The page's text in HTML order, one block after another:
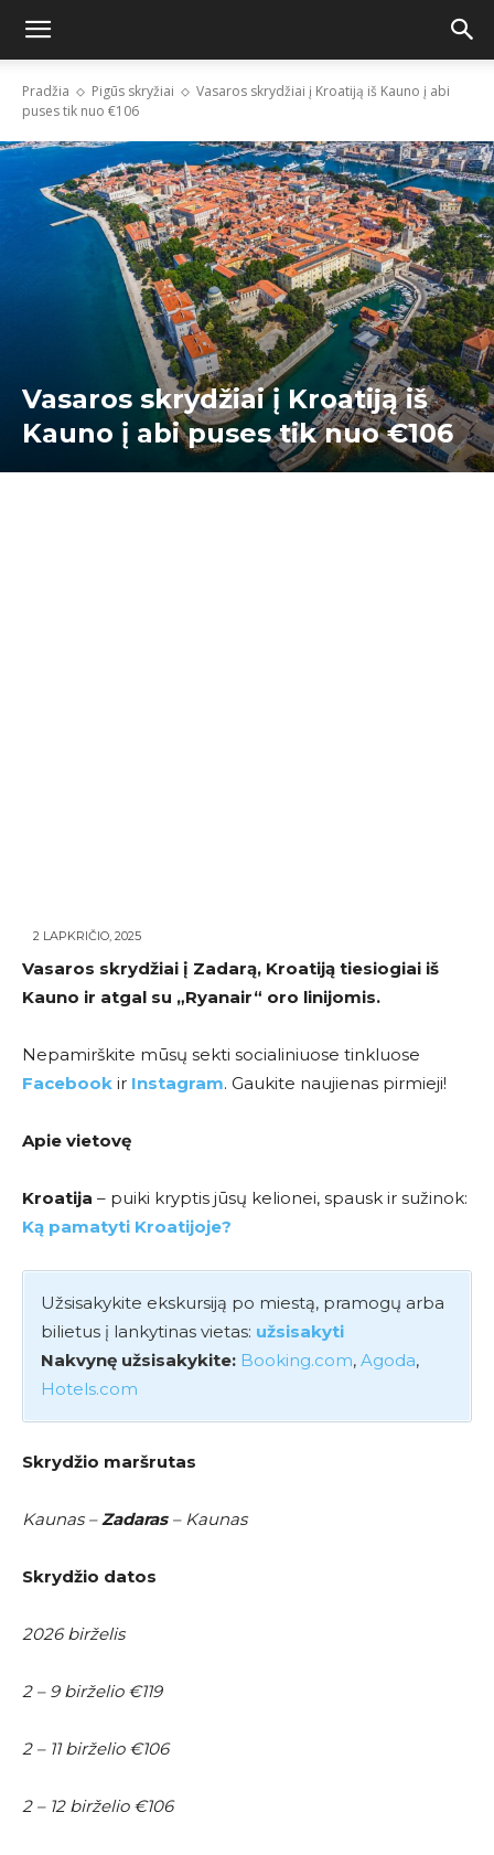
Pradžia Pigūs skryžiai
Vasaros skrydžiai į Kroatiją iš Kauno į abi
puses tik nuo €106
Vasaros skrydžiai į Kroatiją iš
Kauno į abi puses tik nuo €106
2 LAPKRIČIO, 2025
Vasaros skrydžiai į Zadarą, Kroatiją tiesiogiai iš
Kauno ir atgal su „Ryanair“ oro linijomis.
Nepamirškite mūsų sekti socialiniuose tinkluose
Facebook ir Instagram. Gaukite naujienas pirmieji!
Apie vietovę
Kroatija – puiki kryptis jūsų kelionei, spausk ir sužinok:
Ką pamatyti Kroatijoje?
Užsisakykite ekskursiją po miestą, pramogų arba
bilietus į lankytinas vietas: užsisakyti
Nakvynę užsisakykite: Booking.com, Agoda,
Hotels.com
Skrydžio maršrutas
Kaunas – Zadaras – Kaunas
Skrydžio datos
2026 birželis
2 – 9 birželio €119
2 – 11 birželio €106
2 – 12 birželio €106